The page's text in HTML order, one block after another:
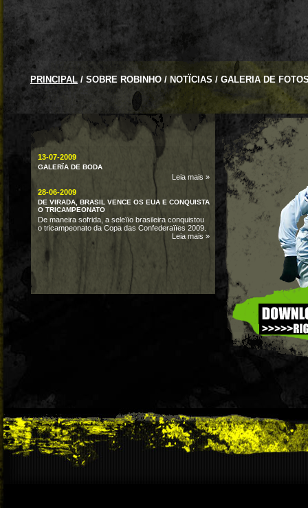
PRINCIPAL / SOBRE ROBINHO / NOTÏCIAS / GALERIA DE
13-07-2009
GALERÏA DE BODA
Leia mais »
28-06-2009
DE VIRADA, BRASIL VENCE OS EUA E CONQUISTA
O TRICAMPEONATO
De maneira sofrida, a seleïïo brasileira conquistou
o tricampeonato da Copa das Confederaïïes 2009.
Leia mais »